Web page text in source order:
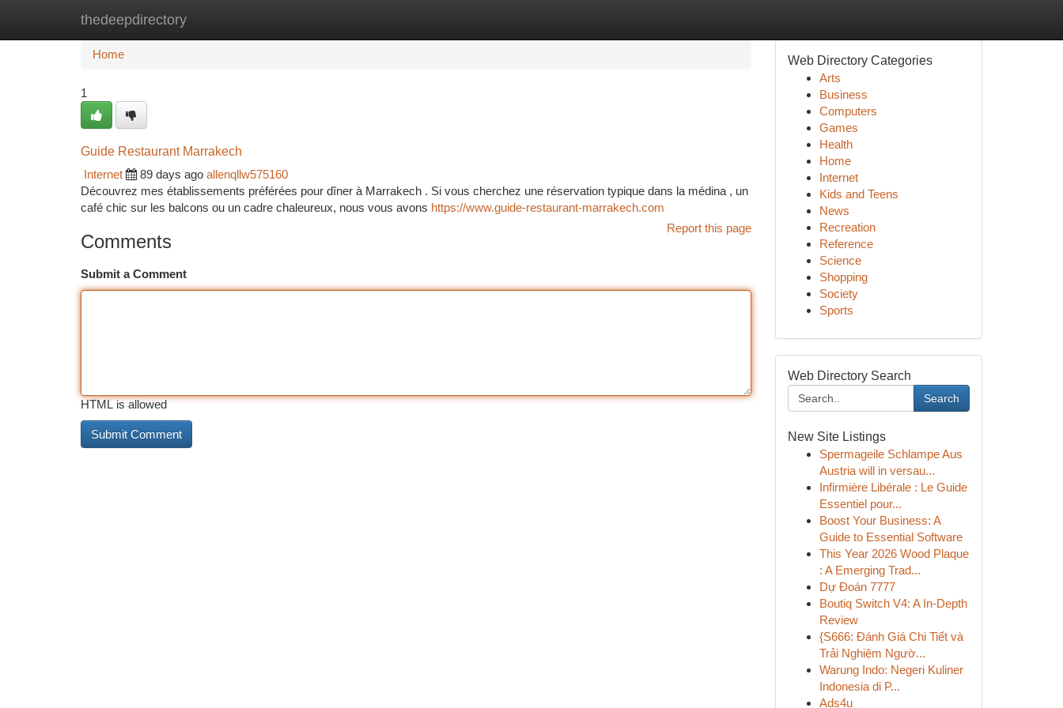
thedeepdirectory
Home New Site Listings
Home
1
Guide Restaurant Marrakech
Internet
89 days ago allenqllw575160
Découvrez mes établissements préférées pour dîner à Marrakech . Si vous cherchez une réservation typique dans la médina , un
café chic sur les balcons ou un cadre chaleureux, nous vous avons https://www.guide-restaurant-marrakech.com
Report this page
Comments
Submit a Comment
HTML is allowed
Web Directory Categories
Arts
Business
Computers
Games
Health
Home
Internet
Kids and Teens
News
Recreation
Reference
Science
Shopping
Society
Sports
Web Directory Search
Search
New Site Listings
Spermageile Schlampe Aus
Austria will in versau...
Infirmière Libérale : Le Guide
Essentiel pour...
Boost Your Business: A
Guide to Essential Software
This Year 2026 Wood Plaque
: A Emerging Trad...
Dự Đoán 7777
Boutiq Switch V4: A In-Depth
Review
{S666: Đánh Giá Chi Tiết và
Trải Nghiệm Ngườ...
Warung Indo: Negeri Kuliner
Indonesia di P...
Ads4u